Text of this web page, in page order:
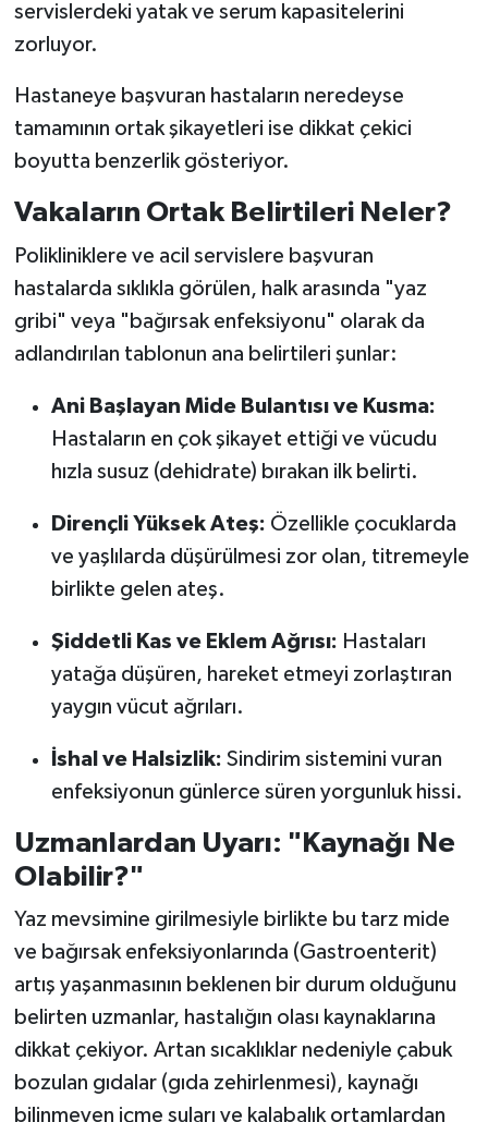
servislerdeki yatak ve serum kapasitelerini
zorluyor.
Hastaneye başvuran hastaların neredeyse
tamamının ortak şikayetleri ise dikkat çekici
boyutta benzerlik gösteriyor.
Vakaların Ortak Belirtileri Neler?
Polikliniklere ve acil servislere başvuran
hastalarda sıklıkla görülen, halk arasında "yaz
gribi" veya "bağırsak enfeksiyonu" olarak da
adlandırılan tablonun ana belirtileri şunlar:
Ani Başlayan Mide Bulantısı ve Kusma:
Hastaların en çok şikayet ettiği ve vücudu
hızla susuz (dehidrate) bırakan ilk belirti.
Dirençli Yüksek Ateş: Özellikle çocuklarda
ve yaşlılarda düşürülmesi zor olan, titremeyle
birlikte gelen ateş.
Şiddetli Kas ve Eklem Ağrısı: Hastaları
yatağa düşüren, hareket etmeyi zorlaştıran
yaygın vücut ağrıları.
İshal ve Halsizlik: Sindirim sistemini vuran
enfeksiyonun günlerce süren yorgunluk hissi.
Uzmanlardan Uyarı: "Kaynağı Ne
Olabilir?"
Yaz mevsimine girilmesiyle birlikte bu tarz mide
ve bağırsak enfeksiyonlarında (Gastroenterit)
artış yaşanmasının beklenen bir durum olduğunu
belirten uzmanlar, hastalığın olası kaynaklarına
dikkat çekiyor. Artan sıcaklıklar nedeniyle çabuk
bozulan gıdalar (gıda zehirlenmesi), kaynağı
bilinmeyen içme suları ve kalabalık ortamlardan